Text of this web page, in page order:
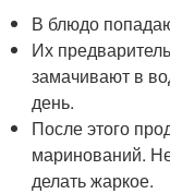
В блюдо
Их
замачивают в
день.
После этого
маринований.
делать жаркое.